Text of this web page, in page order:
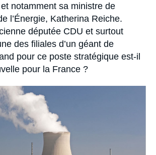
notamment sa ministre de
l’Énergie, Katherina Reiche.
députée CDU et surtout
des filiales d’un géant de
pour ce poste stratégique est-il
pour la France ?